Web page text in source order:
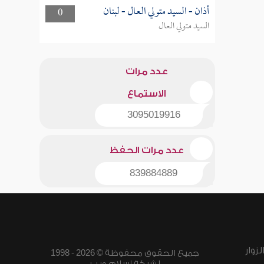
0
أذان - السيد متولي العال - لبنان
السيد متولي العال
عدد مرات
الاستماع
3095019916
عدد مرات الحفظ
839884889
جميع الحقوق محفوظة © 2026 - 1998